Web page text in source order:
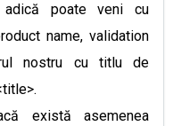
poate veni cu
name, validation
nostru cu titlu de
există asemenea